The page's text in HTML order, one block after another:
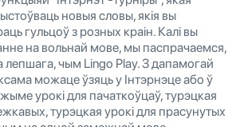
новыя словы, якія вы
гульцоў з розных краін. Калі вы
на вольнай мове, мы паспрачаемся,
лепшага, чым Lingo Play. З дапамогай
можаце ўзяць у Інтэрнэце або ў
урокі для пачаткоўцаў, турэцкая
турэцкая урокі для прасунутых